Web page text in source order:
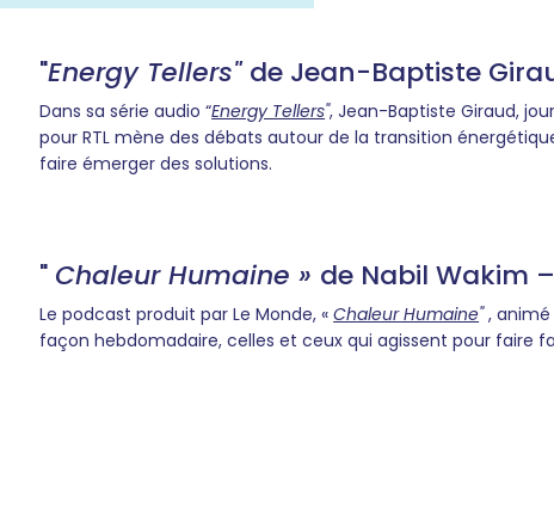
"Energy Tellers"de Jean-Baptiste
Dans sa série audio “Energy Tellers", Jean-Baptiste Giraud,
pour RTL mène des débats autour de la transition
faire émerger des solutions.
" Chaleur Humaine » de Nabil Wakim –
Le podcast produit par Le Monde, «Chaleur Humaine",
façon hebdomadaire, celles et ceux qui agissent pour faire